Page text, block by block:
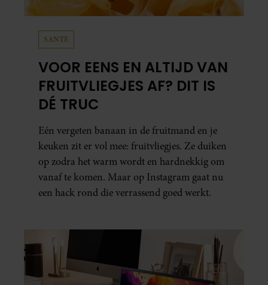
SANTE
VOOR EENS EN ALTIJD VAN
FRUITVLIEGJES AF? DIT IS
DÉ TRUC
Eén vergeten banaan in de fruitmand en je
keuken zit er vol mee: fruitvliegjes. Ze duiken
op zodra het warm wordt en hardnekkig om
vanaf te komen. Maar op Instagram gaat nu
een hack rond die verrassend goed werkt.